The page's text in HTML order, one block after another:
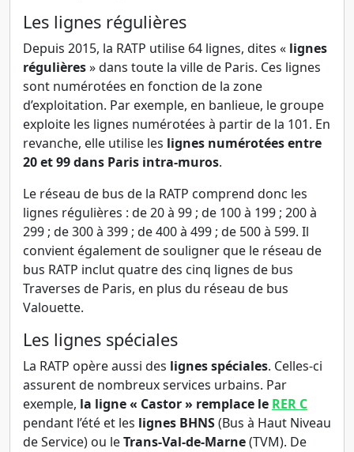
Les lignes régulières
Depuis 2015, la RATP utilise 64 lignes, dites « lignes
régulières» dans toute la ville de Paris. Ces lignes
sont numérotées en fonction de la zone
d’exploitation. Par exemple, en banlieue, le groupe
exploite les lignes numérotées à partir de la 101. En
revanche, elle utilise les lignes numérotées entre
20 et 99 dans Paris intra-muros.
Le réseau de bus de la RATP comprend donc les
lignes régulières : de 20 à 99 ; de 100 à 199 ; 200 à
299 ; de 300 à 399 ; de 400 à 499 ; de 500 à 599. Il
convient également de souligner que le réseau de
bus RATP inclut quatre des cinq lignes de bus
Traverses de Paris, en plus du réseau de bus
Valouette.
Les lignes spéciales
La RATP opère aussi des lignes spéciales. Celles-ci
assurent de nombreux services urbains. Par
exemple, la ligne « Castor » remplace le RER C
pendant l’été et les lignes BHNS(Bus à Haut Niveau
de Service) ou leTrans-Val-de-Marne(TVM). De